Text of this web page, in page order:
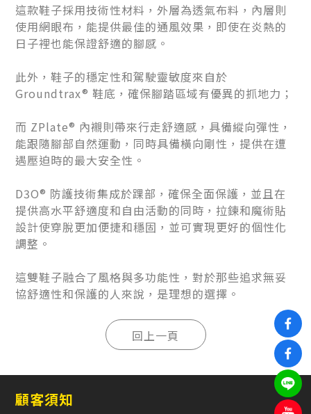
這款鞋子採用技術性材料，外層為透氣布料，內層則
使用網眼布，能提供最佳的通風效果，即使在炎熱的
日子裡也能保證舒適的腳感。
此外，鞋子的穩定性和駕駛靈敏度來自於
Groundtrax® 鞋底，確保腳踏區域有優異的抓地力；
而 ZPlate® 內襯則帶來行走舒適感，具備縱向彈性，
能跟隨腳部自然運動，同時具備橫向剛性，提供在遭
遇壓迫時的最大安全性。
D3O® 防護技術集成於踝部，確保全面保護，並且在
提供高水平舒適度和自由活動的同時，拉鍊和魔術貼
設計使穿脫更加便捷和穩固，並可實現更好的個性化
調整。
這雙鞋子融合了風格與多功能性，對於那些追求無妥
協舒適性和保護的人來說，是理想的選擇。
顧客須知